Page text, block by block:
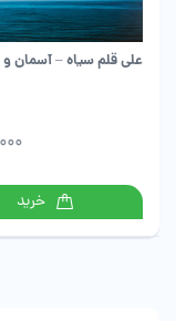
علی قلم سیاه – آسمان و
خرید